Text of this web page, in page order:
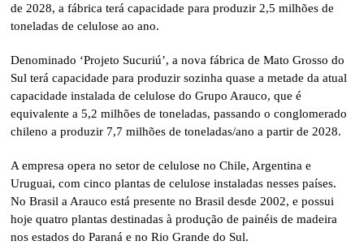
de 2028, a fábrica terá capacidade para produzir 2,5 milhões de
toneladas de celulose ao ano.
Denominado ‘Projeto Sucuriú’, a nova fábrica de Mato Grosso do
Sul terá capacidade para produzir sozinha quase a metade da atual
capacidade instalada de celulose do Grupo Arauco, que é
equivalente a 5,2 milhões de toneladas, passando o conglomerado
chileno a produzir 7,7 milhões de toneladas/ano a partir de 2028.
A empresa opera no setor de celulose no Chile, Argentina e
Uruguai, com cinco plantas de celulose instaladas nesses países.
No Brasil a Arauco está presente no Brasil desde 2002, e possui
hoje quatro plantas destinadas à produção de painéis de madeira
nos estados do Paraná e no Rio Grande do Sul.